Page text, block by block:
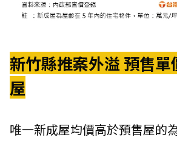
新竹縣推案外溢 預售
屋
唯一新成屋均價高於預售屋的